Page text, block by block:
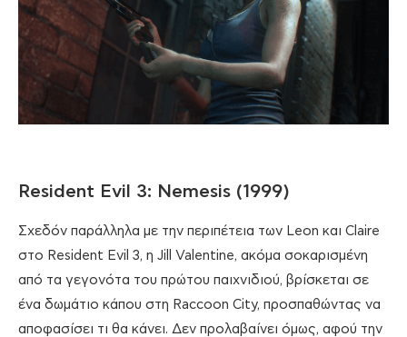
Resident Evil 3: Nemesis (1999)
Σχεδόν παράλληλα με την περιπέτεια των Leon και Claire
στο Resident Evil 3, η Jill Valentine, ακόμα σοκαρισμένη
από τα γεγονότα του πρώτου παιχνιδιού, βρίσκεται σε
ένα δωμάτιο κάπου στη Raccoon City, προσπαθώντας να
αποφασίσει τι θα κάνει. Δεν προλαβαίνει όμως, αφού την